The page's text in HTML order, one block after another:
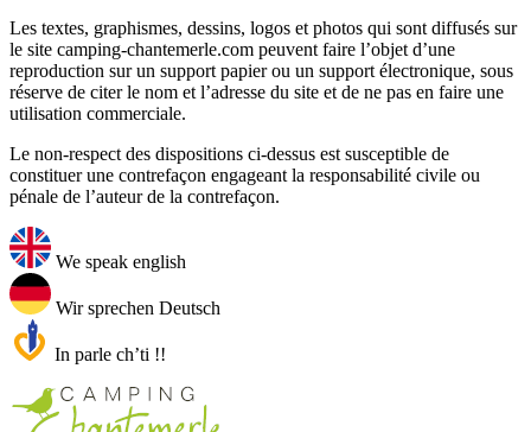
Les textes, graphismes, dessins, logos et photos qui sont diffusés sur
le site camping-chantemerle.com peuvent faire l’objet d’une
reproduction sur un support papier ou un support électronique, sous
réserve de citer le nom et l’adresse du site et de ne pas en faire une
utilisation commerciale.
Le non-respect des dispositions ci-dessus est susceptible de
constituer une contrefaçon engageant la responsabilité civile ou
pénale de l’auteur de la contrefaçon.
We speak english
Wir sprechen Deutsch
In parle ch’ti !!